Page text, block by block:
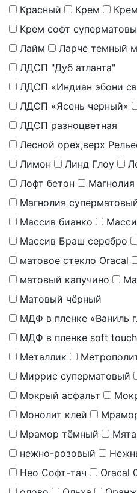
Красный
Крем
Крем софт
Лайм
Ларче темный
ЛДСП "Дуб атланта"
ЛДСП «Индиан эбони
ЛДСП «Ясень черный»
ЛДСП разноцветная
Лесной орех,верх
Лимон
Линд Глоу
Лофт бетон
Магнолия
Массив бианко
Массив Браш серебро
матовое стекло Oracal
матовый капучино
Матовый чёрный
МДФ в пленке «Ваниль
МДФ в пленке soft touch
Металлик
Миррис суперматовый
Мокрый асфальт
Монолит клей
Мрамор тёмный
Мята
нежно-розовый
Нео Софт-тач
Оracal